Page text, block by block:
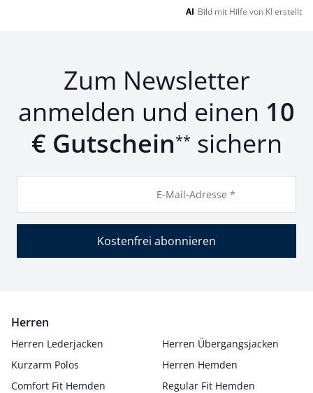
AI Bild mit Hilfe von KI erstellt
Zum Newsletter
anmelden und einen 10
€ Gutschein** sichern
E-Mail-Adresse *
Kostenfrei abonnieren
Herren
Herren Lederjacken
Herren Übergangsjacken
Kurzarm Polos
Herren Hemden
Comfort Fit Hemden
Regular Fit Hemden